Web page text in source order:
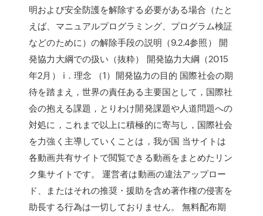
明および安全防護を解除する必要がある場合（たと
えば、マニュアルプログラミング、プログラム検証
などのために）の解除手段の説明（9.2.4参照） 開
発協力大綱での扱い（抜粋） 開発協力大綱（2015
年2月） i．理念 （1）開発協力の目的 国際社会の期
待を踏まえ，世界の責任ある主要国として，国際社
会の抱える課題，とりわけ開発課題や人道問題への
対処に，これまで以上に積極的に寄与し，国際社会
を力強く主導していくことは，我が国 当サイトは
各動画共有サイトで閲覧できる動画をまとめたリン
ク集サイトです。 運営者は動画の違法アップロー
ド、またはそれの推奨・援助を含め著作権の侵害を
助長する行為は一切しておりません。 無料配布期